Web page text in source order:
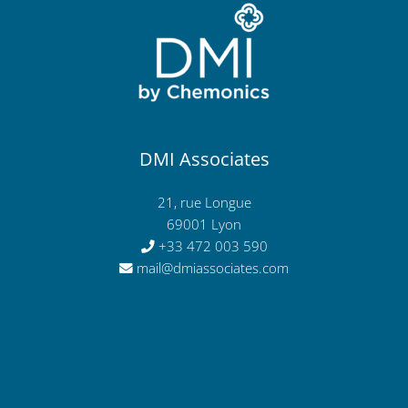
DMI Associates
21, rue Longue
69001 Lyon
+33 472 003 590
mail@dmiassociates.com